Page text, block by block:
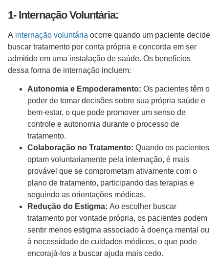
1- Internação Voluntária:
A internação voluntária ocorre quando um paciente decide
buscar tratamento por conta própria e concorda em ser
admitido em uma instalação de saúde. Os benefícios
dessa forma de internação incluem:
Autonomia e Empoderamento: Os pacientes têm o
poder de tomar decisões sobre sua própria saúde e
bem-estar, o que pode promover um senso de
controle e autonomia durante o processo de
tratamento.
Colaboração no Tratamento: Quando os pacientes
optam voluntariamente pela internação, é mais
provável que se comprometam ativamente com o
plano de tratamento, participando das terapias e
seguindo as orientações médicas.
Redução do Estigma: Ao escolher buscar
tratamento por vontade própria, os pacientes podem
sentir menos estigma associado à doença mental ou
à necessidade de cuidados médicos, o que pode
encorajá-los a buscar ajuda mais cedo.